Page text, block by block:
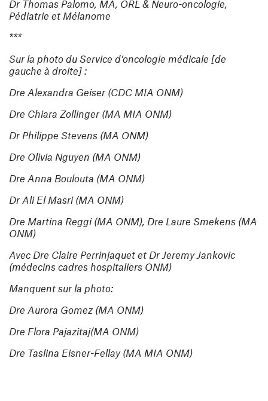
Dr Thomas Palomo, MA, ORL & Neuro-oncologie,
Pédiatrie et Mélanome
***
Sur la photo du Service d’oncologie médicale [de
gauche à droite] :
Dre Alexandra Geiser (CDC MIA ONM)
Dre Chiara Zollinger (MA MIA ONM)
Dr Philippe Stevens (MA ONM)
Dre Olivia Nguyen (MA ONM)
Dre Anna Boulouta (MA ONM)
Dr Ali El Masri (MA ONM)
Dre Martina Reggi (MA ONM), Dre Laure Smekens (MA
ONM)
Avec Dre Claire Perrinjaquet et Dr Jeremy Jankovic
(médecins cadres hospitaliers ONM)
Manquent sur la photo:
Dre Aurora Gomez (MA ONM)
Dre Flora Pajazitaj(MA ONM)
Dre Taslina Eisner-Fellay (MA MIA ONM)